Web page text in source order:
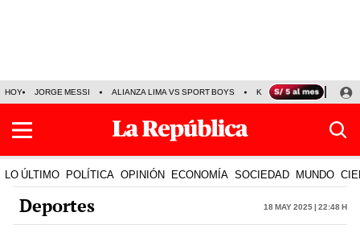
HOY JORGE MESSI ALIANZA LIMA VS SPORT BOYS KENJI FUJIMORI
LO ÚLTIMO POLÍTICA OPINIÓN ECONOMÍA SOCIEDAD MUNDO
Deportes 18 May 2025 | 22:48 h